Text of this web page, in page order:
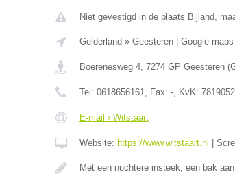
Niet gevestigd in de plaats Bijland,
Gelderland » Geesteren| Google maps
Boerenesweg 4, 7274 GP Geesteren(
Tel: 0618656161, Fax: -, KvK:
E-mail › Witstaart
Website: https://www.witstaart.nl
Met een nuchtere insteek, een bak